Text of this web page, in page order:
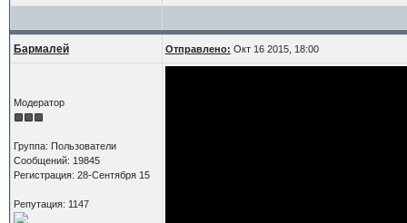
Бармалей Отправлено: Окт 16 2015, 18:00
Модератор
Группа: Пользователи
Сообщений: 19845
Регистрация: 28-Сентября 15
Репутация: 1147